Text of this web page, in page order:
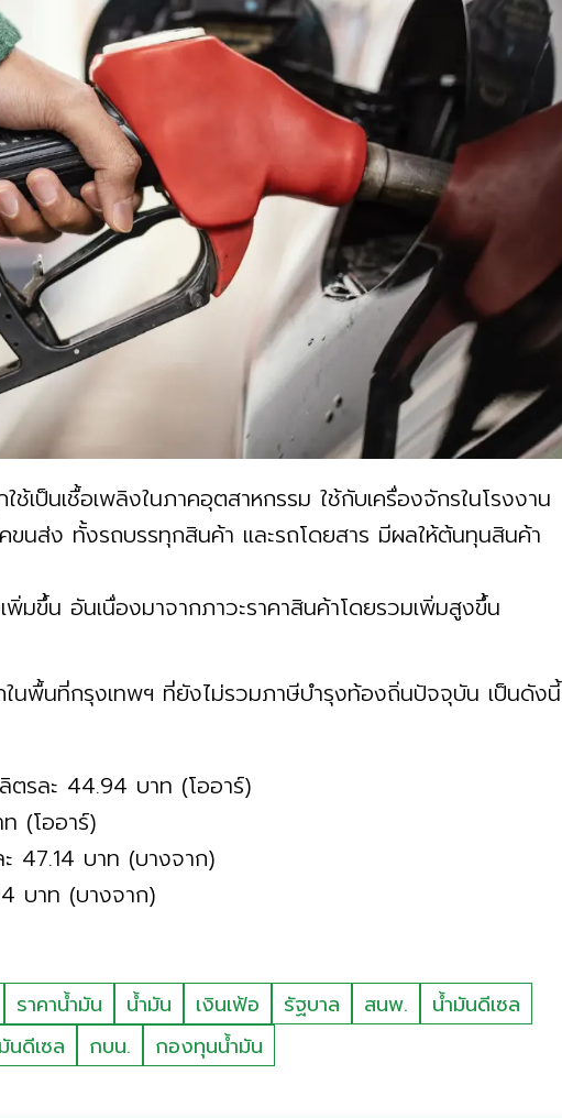
ช้เป็นเชื้อเพลิงในภาคอุตสาหกรรม ใช้กับเครื่องจักรในโรงงาน
คขนส่ง ทั้งรถบรรทุกสินค้า และรถโดยสาร มีผลให้ต้นทุนสินค้า
เพิ่มขึ้น อันเนื่องมาจากภาวะราคาสินค้าโดยรวมเพิ่มสูงขึ้น
ในพื้นที่กรุงเทพฯ ที่ยังไม่รวมภาษีบำรุงท้องถิ่นปัจจุบัน เป็นดังนี้
ตรละ 44.94 บาท (โออาร์)
(โออาร์)
47.14 บาท (บางจาก)
บาท (บางจาก)
ราคาน้ำมัน น้ำมัน เงินเฟ้อ รัฐบาล สนพ.
น้ำมันดีเซล
นดีเซล กบน. กองทุนน้ำมัน